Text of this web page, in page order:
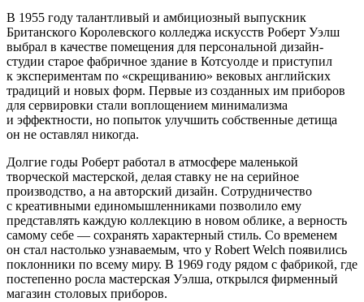
В 1955 году талантливый и амбициозный выпускник
Британского Королевского колледжа искусств Роберт Уэлш
выбрал в качестве помещения для персональной дизайн-
студии старое фабричное здание в Котсуолде и приступил
к экспериментам по «скрещиванию» вековых английских
традиций и новых форм. Первые из созданных им приборов
для сервировки стали воплощением минимализма
и эффектности, но попыток улучшить собственные детища
он не оставлял никогда.
Долгие годы Роберт работал в атмосфере маленькой
творческой мастерской, делая ставку не на серийное
производство, а на авторский дизайн. Сотрудничество
с креативными единомышленниками позволило ему
представлять каждую коллекцию в новом облике, а верность
самому себе — сохранять характерный стиль. Со временем
он стал настолько узнаваемым, что у Robert Welch появились
поклонники по всему миру. В 1969 году рядом с фабрикой, где
постепенно росла мастерская Уэлша, открылся фирменный
магазин столовых приборов.